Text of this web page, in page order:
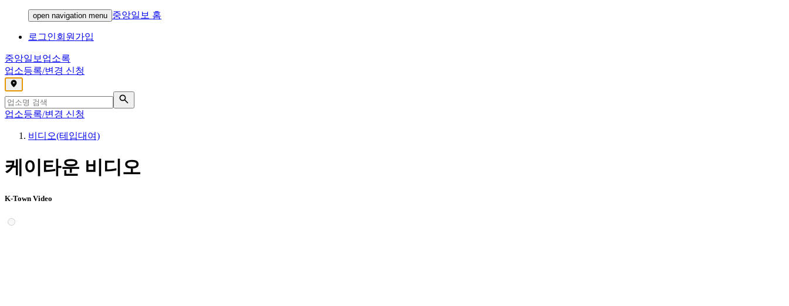
open navigation menu 중앙일보 홈
로그인회원가입
중앙일보 업소록
업소등록/변경 신청
,
업소등록/변경 신청
비디오(테입대여)
케이타운 비디오
K-Town Video